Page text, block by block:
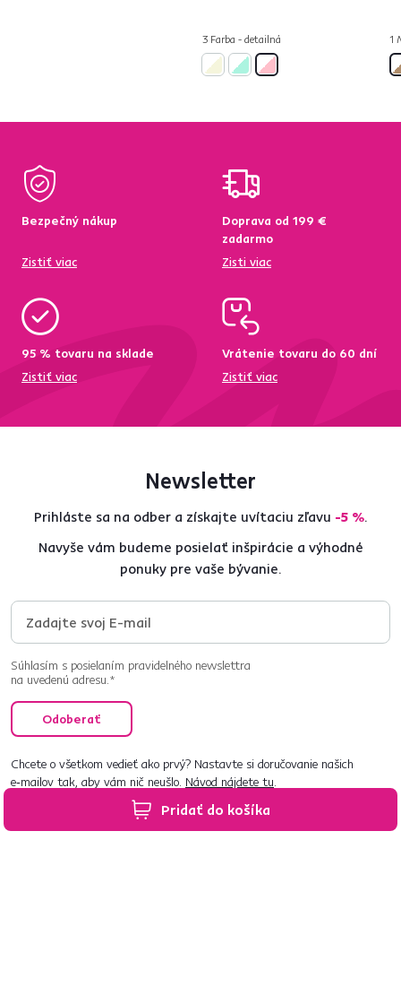
Pridať do košíka
3 Farba - detailná 1
Bezpečný nákup
Zistiť viac
Doprava od 199 €
zadarmo
Zisti viac
95 % tovaru na sklade
Zistiť viac
Vrátenie tovaru do 60 dní
Zistiť viac
Newsletter
Prihláste sa na odber a získajte uvítaciu zľavu -5 %.
Navyše vám budeme posielať inšpirácie a výhodné
ponuky pre vaše bývanie.
Súhlasím s posielaním pravidelného newslettra
na uvedenú adresu.*
Odoberať
Chcete o všetkom vedieť ako prvý? Nastavte si doručovanie našich
e‑mailov tak, aby vám nič neušlo. Návod nájdete tu.